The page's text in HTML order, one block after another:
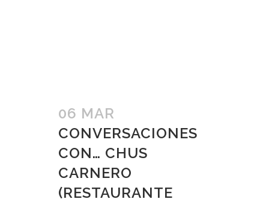
06 MAR
CONVERSACIONES
CON… CHUS
CARNERO
(RESTAURANTE